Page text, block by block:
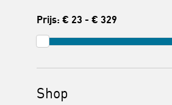
Prijs: € 23 - € 329
Shop